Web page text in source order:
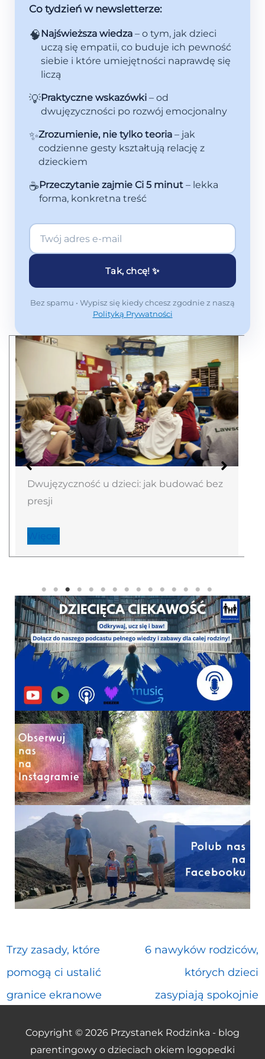
Co tydzień w newsletterze:
🧠Najświeższa wiedza– o tym, jak dzieci
uczą się empatii, co buduje ich pewność
siebie i które umiejętności naprawdę się
liczą
💡Praktyczne wskazówki– od
dwujęzyczności po rozwój emocjonalny
✨Zrozumienie, nie tylko teoria– jak
codzienne gesty kształtują relację z
dzieckiem
☕Przeczytanie zajmie Ci 5 minut– lekka
forma, konkretna treść
Tak, chcę! ✨
Bez spamu • Wypisz się kiedy chcesz zgodnie z naszą
Polityką Prywatności
Dwujęzyczność u dzieci: jak budować bez
presji
Trzy zasady, które
pomogą ci ustalić
granice ekranowe
6 nawyków rodziców,
których dzieci
zasypiają spokojnie
Copyright © 2026 Przystanek Rodzinka - blog
parentingowy o dzieciach okiem logopedki